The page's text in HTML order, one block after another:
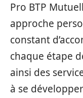
Pro BTP
approche
constant
chaque étape
ainsi des
à se